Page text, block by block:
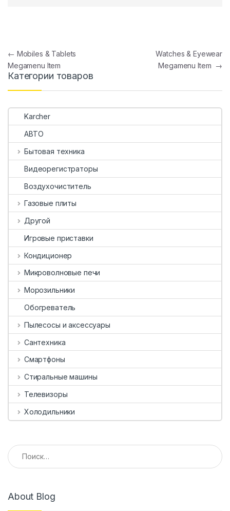
Навигация по записям
← Mobiles & Tablets
Megamenu Item
Watches & Eyewear
Megamenu Item →
Категории товаров
Karcher
АВТО
Бытовая техника
Видеорегистраторы
Воздухочиститель
Газовые плиты
Другой
Игровые приставки
Кондиционер
Микроволновые печи
Морозильники
Обогреватель
Пылесосы и аксессуары
Сантехника
Смартфоны
Стиральные машины
Телевизоры
Холодильники
Найти:
About Blog